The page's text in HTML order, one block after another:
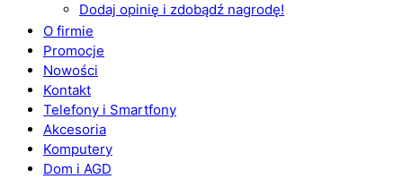
Dodaj opinię i zdobądź nagrodę!
O firmie
Promocje
Nowości
Kontakt
Telefony i Smartfony
Akcesoria
Komputery
Dom i AGD